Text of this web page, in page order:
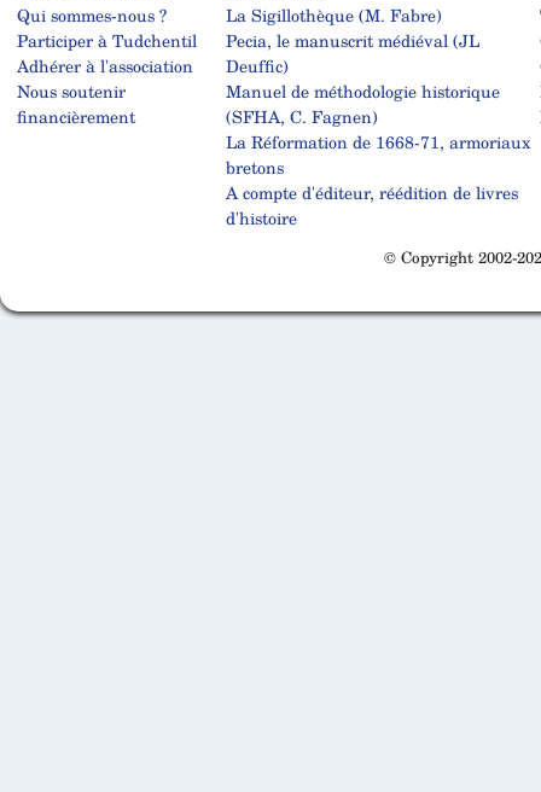
Qui sommes-nous ?
Participer à Tudchentil
Adhérer à l'association
Nous soutenir
financièrement
La Sigillothèque (M. Fabre)
Pecia, le manuscrit médiéval (JL
Deuffic)
Manuel de méthodologie historique
(SFHA, C. Fagnen)
La Réformation de 1668-71, armoriaux
bretons
A compte d'éditeur, réédition de livres
d'histoire
© Copyright 2002-